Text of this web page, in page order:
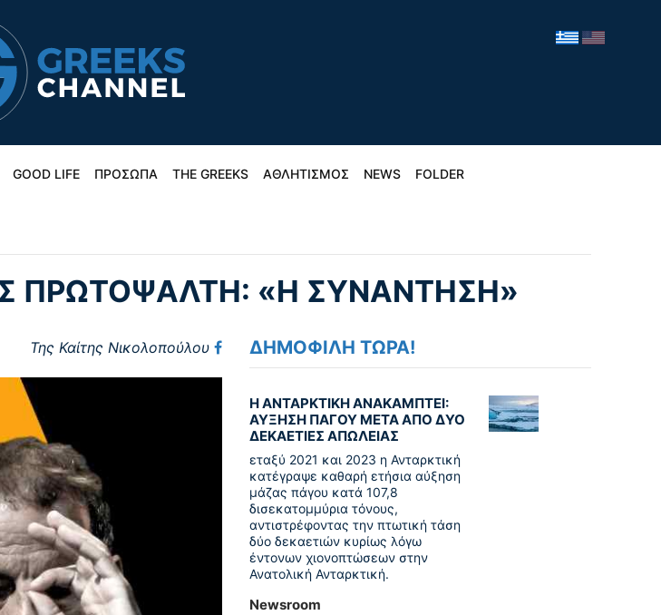
GOOD LIFE ΠΡΟΣΩΠΑ THE GREEKS ΑΘΛΗΤΙΣΜΟΣ NEWS FOLDER
ΠΡΩΤΟΨΆΛΤΗ: «Η ΣΥΝΆΝΤΗΣΗ»
Της Καίτης Νικολοπούλου ΔΗΜΟΦΙΛΗ ΤΩΡΑ!
Η ΑΝΤΑΡΚΤΙΚΗ ΑΝΑΚΑΜΠΤΕΙ:
ΑΥΞΗΣΗ ΠΑΓΟΥ ΜΕΤΑ ΑΠΟ ΔΥΟ
ΔΕΚΑΕΤΙΕΣ ΑΠΩΛΕΙΑΣ
εταξύ 2021 και 2023 η Ανταρκτική
κατέγραψε καθαρή ετήσια αύξηση
μάζας πάγου κατά 107,8
δισεκατομμύρια τόνους,
αντιστρέφοντας την πτωτική τάση
δύο δεκαετιών κυρίως λόγω
έντονων χιονοπτώσεων στην
Ανατολική Ανταρκτική.
Newsroom